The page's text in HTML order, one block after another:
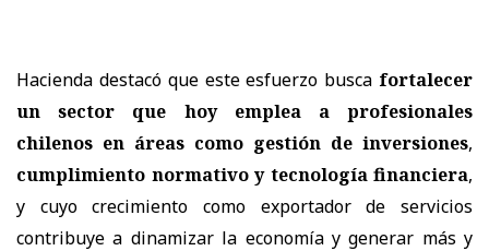
Hacienda destacó que este esfuerzo busca fortalecer
un sector que hoy emplea a profesionales
chilenos en áreas como gestión de inversiones,
cumplimiento normativo y tecnología financiera,
y cuyo crecimiento como exportador de servicios
contribuye a dinamizar la economía y generar más y